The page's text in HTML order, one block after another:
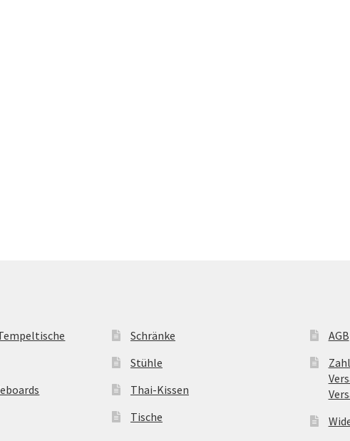
Schränke
Stühle
Thai-Kissen
Tische
AGB